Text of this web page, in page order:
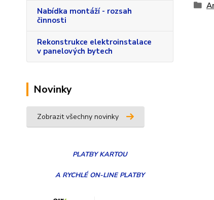
Nabídka montáží - rozsah
činnosti
Rekonstrukce elektroinstalace
v panelových bytech
Novinky
Zobrazit všechny novinky
PLATBYKARTOU
A RYCHLÉ ON-LINE PLATBY